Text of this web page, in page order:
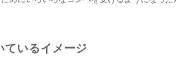
ているイメージ